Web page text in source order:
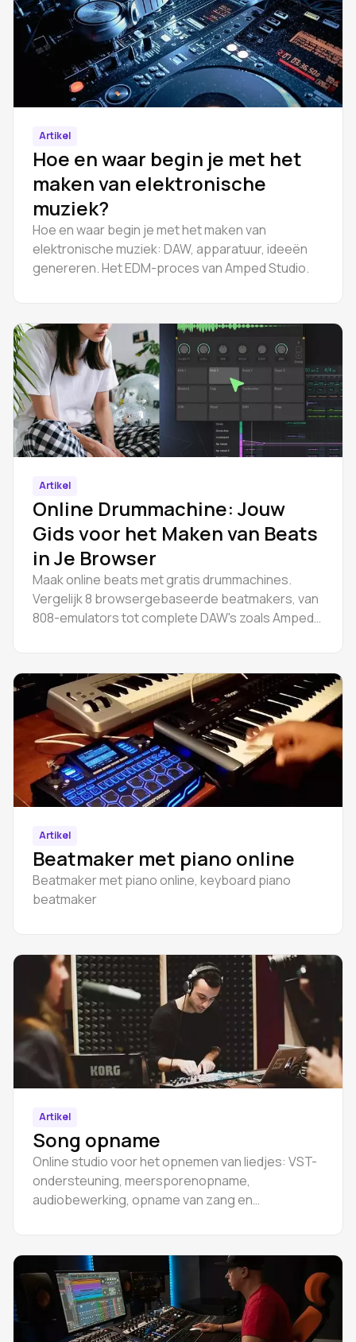
Artikel
Hoe en waar begin je met het
maken van elektronische
muziek?
Hoe en waar begin je met het maken van
elektronische muziek: DAW, apparatuur, ideeën
genereren. Het EDM-proces van Amped Studio.
Artikel
Online Drummachine: Jouw
Gids voor het Maken van Beats
in Je Browser
Maak online beats met gratis drummachines.
Vergelijk 8 browsergebaseerde beatmakers, van
808-emulators tot complete DAW's zoals Amped
Artikel
Beatmaker met piano online
Beatmaker met piano online, keyboard piano
beatmaker
Artikel
Song opname
Online studio voor het opnemen van liedjes: VST-
ondersteuning, meersporenopname,
audiobewerking, opname van zang en